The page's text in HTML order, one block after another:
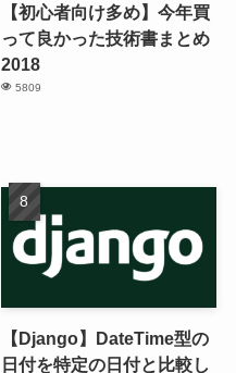
【初心者向け多め】今年買
って良かった技術書まとめ
2018
5809
【Django】DateTime型の
日付を特定の日付と比較し